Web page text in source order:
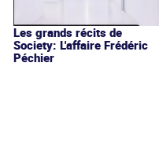
Les grands récits de
Society: L'affaire Frédéric
Péchier